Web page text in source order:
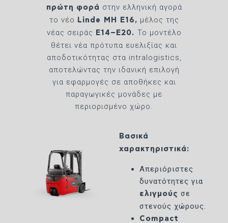
πρώτη φορά στην ελληνική αγορά
το νέο
Linde MH E16, μέλος της
νέας σειράς
E14–E20. Το μοντέλο
θέτει νέα πρότυπα ευελιξίας και
αποδοτικότητας στα intralogistics,
αποτελώντας την ιδανική επιλογή
για εφαρμογές σε αποθήκες και
παραγωγικές μονάδες με
περιορισμένο χώρο.
Βασικά
χαρακτηριστικά:
Απεριόριστες
δυνατότητες για
ελιγμούς σε
στενούς χώρους.
Compact